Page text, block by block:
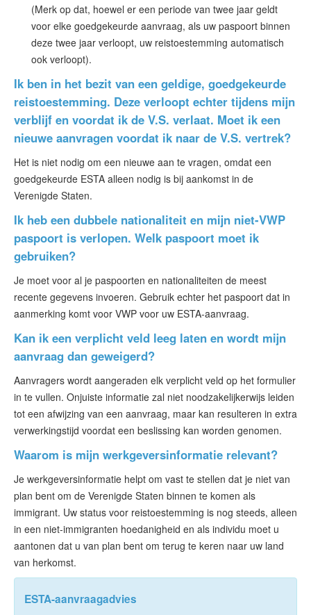
(Merk op dat, hoewel er een periode van twee jaar geldt
voor elke goedgekeurde aanvraag, als uw paspoort binnen
deze twee jaar verloopt, uw reistoestemming automatisch
ook verloopt).
Ik ben in het bezit van een geldige, goedgekeurde
reistoestemming. Deze verloopt echter tijdens mijn
verblijf en voordat ik de V.S. verlaat. Moet ik een
nieuwe aanvragen voordat ik naar de V.S. vertrek?
Het is niet nodig om een nieuwe aan te vragen, omdat een
goedgekeurde ESTA alleen nodig is bij aankomst in de
Verenigde Staten.
Ik heb een dubbele nationaliteit en mijn niet-VWP
paspoort is verlopen. Welk paspoort moet ik
gebruiken?
Je moet voor al je paspoorten en nationaliteiten de meest
recente gegevens invoeren. Gebruik echter het paspoort dat in
aanmerking komt voor VWP voor uw ESTA-aanvraag.
Kan ik een verplicht veld leeg laten en wordt mijn
aanvraag dan geweigerd?
Aanvragers wordt aangeraden elk verplicht veld op het formulier
in te vullen. Onjuiste informatie zal niet noodzakelijkerwijs leiden
tot een afwijzing van een aanvraag, maar kan resulteren in extra
verwerkingstijd voordat een beslissing kan worden genomen.
Waarom is mijn werkgeversinformatie relevant?
Je werkgeversinformatie helpt om vast te stellen dat je niet van
plan bent om de Verenigde Staten binnen te komen als
immigrant. Uw status voor reistoestemming is nog steeds, alleen
in een niet-immigranten hoedanigheid en als individu moet u
aantonen dat u van plan bent om terug te keren naar uw land
van herkomst.
ESTA-aanvraagadvies